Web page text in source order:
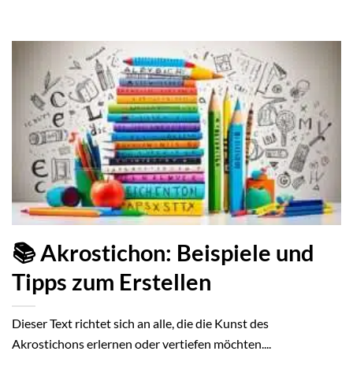
📚 Akrostichon: Beispiele und
Tipps zum Erstellen
Dieser Text richtet sich an alle, die die Kunst des
Akrostichons erlernen oder vertiefen möchten....